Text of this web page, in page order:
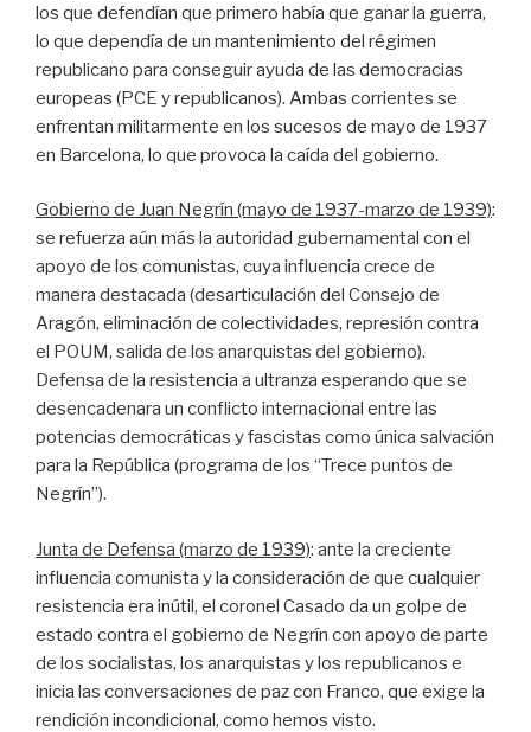
los que defendían que primero había que ganar la guerra,
lo que dependía de un mantenimiento del régimen
republicano para conseguir ayuda de las democracias
europeas (PCE y republicanos). Ambas corrientes se
enfrentan militarmente en los sucesos de mayo de 1937
en Barcelona, lo que provoca la caída del gobierno.
Gobierno de Juan Negrín (mayo de 1937-marzo de 1939):
se refuerza aún más la autoridad gubernamental con el
apoyo de los comunistas, cuya influencia crece de
manera destacada (desarticulación del Consejo de
Aragón, eliminación de colectividades, represión contra
el POUM, salida de los anarquistas del gobierno).
Defensa de la resistencia a ultranza esperando que se
desencadenara un conflicto internacional entre las
potencias democráticas y fascistas como única salvación
para la República (programa de los “Trece puntos de
Negrín”).
Junta de Defensa (marzo de 1939): ante la creciente
influencia comunista y la consideración de que cualquier
resistencia era inútil, el coronel Casado da un golpe de
estado contra el gobierno de Negrín con apoyo de parte
de los socialistas, los anarquistas y los republicanos e
inicia las conversaciones de paz con Franco, que exige la
rendición incondicional, como hemos visto.